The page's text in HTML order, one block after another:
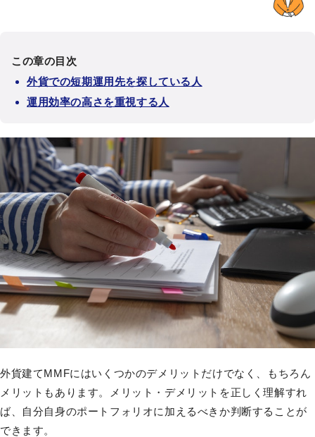
この章の目次
外貨での短期運用先を探している人
運用効率の高さを重視する人
外貨建てMMFにはいくつかのデメリットだけでなく、もちろん
メリットもあります。メリット・デメリットを正しく理解すれ
ば、自分自身のポートフォリオに加えるべきか判断することが
できます。